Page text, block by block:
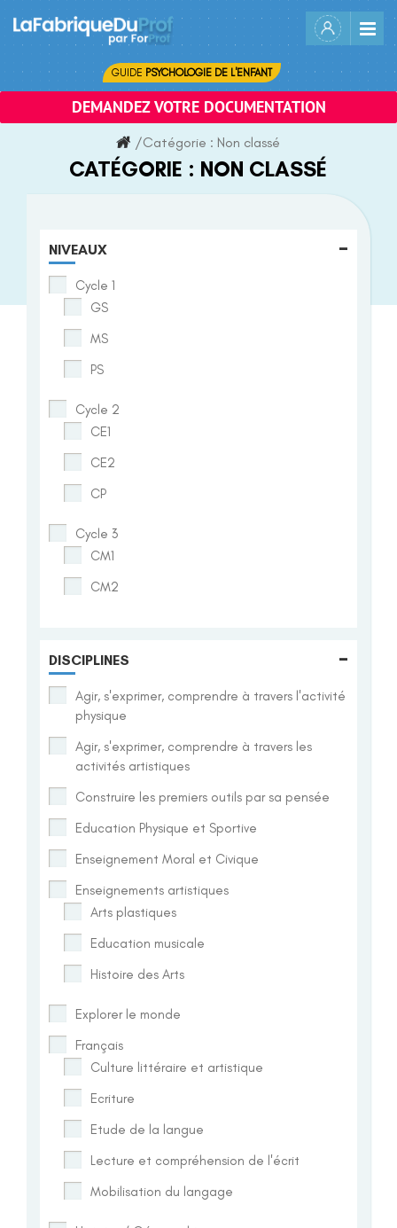
content
GUIDE PSYCHOLOGIE DE L'ENFANT
DEMANDEZ VOTRE DOCUMENTATION
/Catégorie : Non classé
CATÉGORIE : NON CLASSÉ
NIVEAUX -
Cycle 1
GS
MS
PS
Cycle 2
CE1
CE2
CP
Cycle 3
CM1
CM2
DISCIPLINES -
Agir, s'exprimer, comprendre à travers l'activité
physique
Agir, s'exprimer, comprendre à travers les
activités artistiques
Construire les premiers outils par sa pensée
Education Physique et Sportive
Enseignement Moral et Civique
Enseignements artistiques
Arts plastiques
Education musicale
Histoire des Arts
Explorer le monde
Français
Culture littéraire et artistique
Ecriture
Etude de la langue
Lecture et compréhension de l'écrit
Mobilisation du langage